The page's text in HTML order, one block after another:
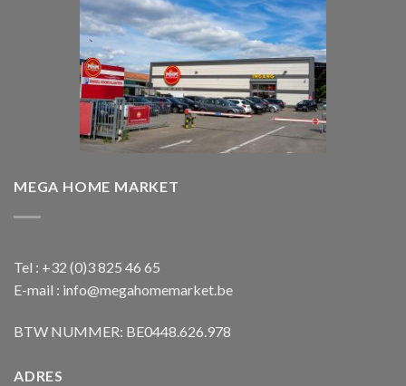
MEGA HOME MARKET
Tel : +32 (0)3 825 46 65
E-mail : info@megahomemarket.be
BTW NUMMER: BE0448.626.978
ADRES